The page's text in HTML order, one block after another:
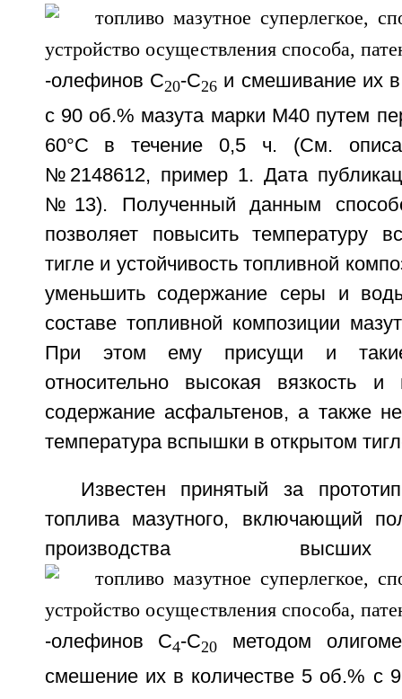
-олефинов C20-C26 и смешивание их
с 90 об.% мазута марки М40 путем
60°C в течение 0,5 ч. (См.
№2148612, пример 1. Дата
№13). Полученный данным
позволяет повысить температуру
тигле и устойчивость топливной
уменьшить содержание серы и
составе топливной композиции
При этом ему присущи и такие
относительно высокая вязкость и
содержание асфальтенов, а также
температура вспышки в открытом
Известен принятый за
топлива мазутного, включающий
производства
-олефинов C4-C20
методом
смешение их в количестве 5 об.% с